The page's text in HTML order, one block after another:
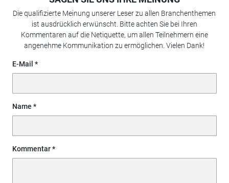
Die qualifizierte Meinung unserer Leser zu allen Branchenthemen
ist ausdrücklich erwünscht. Bitte achten Sie bei Ihren
Kommentaren auf die Netiquette, um allen Teilnehmern eine
angenehme Kommunikation zu ermöglichen. Vielen Dank!
E-Mail
Name
Kommentar